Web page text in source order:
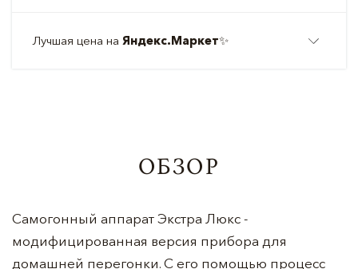
Лучшая цена на Яндекс.Маркет✨
ОБЗОР
Самогонный аппарат Экстра Люкс -
модифицированная версия прибора для
домашней перегонки. С его помощью процесс